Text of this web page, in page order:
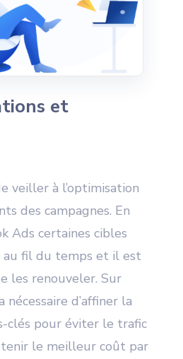
et
veiller à l’optimisation
des campagnes. En
Ads certaines cibles
au fil du temps et il est
les renouveler. Sur
d’affiner la
clés pour éviter le trafic
le meilleur coût par